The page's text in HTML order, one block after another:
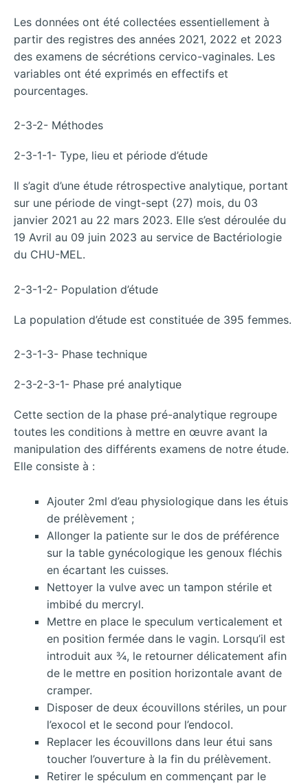
Les données ont été collectées essentiellement à
partir des registres des années 2021, 2022 et 2023
des examens de sécrétions cervico-vaginales. Les
variables ont été exprimés en effectifs et
pourcentages.
2-3-2- Méthodes
2-3-1-1- Type, lieu et période d’étude
Il s’agit d’une étude rétrospective analytique, portant
sur une période de vingt-sept (27) mois, du 03
janvier 2021 au 22 mars 2023. Elle s’est déroulée du
19 Avril au 09 juin 2023 au service de Bactériologie
du CHU-MEL.
2-3-1-2- Population d’étude
La population d’étude est constituée de 395 femmes.
2-3-1-3- Phase technique
2-3-2-3-1- Phase pré analytique
Cette section de la phase pré-analytique regroupe
toutes les conditions à mettre en œuvre avant la
manipulation des différents examens de notre étude.
Elle consiste à :
Ajouter 2ml d’eau physiologique dans les étuis
de prélèvement ;
Allonger la patiente sur le dos de préférence
sur la table gynécologique les genoux fléchis
en écartant les cuisses.
Nettoyer la vulve avec un tampon stérile et
imbibé du mercryl.
Mettre en place le speculum verticalement et
en position fermée dans le vagin. Lorsqu’il est
introduit aux ¾, le retourner délicatement afin
de le mettre en position horizontale avant de
cramper.
Disposer de deux écouvillons stériles, un pour
l’exocol et le second pour l’endocol.
Replacer les écouvillons dans leur étui sans
toucher l’ouverture à la fin du prélèvement.
Retirer le spéculum en commençant par le